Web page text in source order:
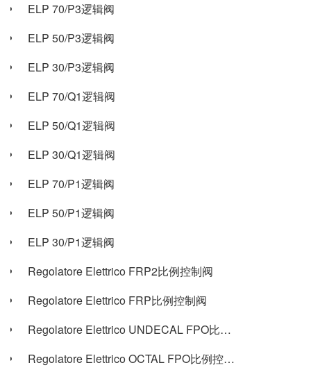
ELP 70/P3逻辑阀
ELP 50/P3逻辑阀
ELP 30/P3逻辑阀
ELP 70/Q1逻辑阀
ELP 50/Q1逻辑阀
ELP 30/Q1逻辑阀
ELP 70/P1逻辑阀
ELP 50/P1逻辑阀
ELP 30/P1逻辑阀
Regolatore Elettrico FRP2比例控制阀
Regolatore Elettrico FRP比例控制阀
Regolatore Elettrico UNDECAL FPO比例控制阀
Regolatore Elettrico OCTAL FPO比例控制阀